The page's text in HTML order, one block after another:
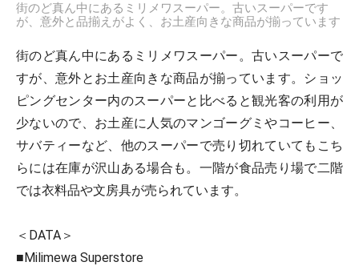
街のど真ん中にあるミリメワスーパー。古いスーパーです
が、意外と品揃えがよく、お土産向きな商品が揃っています
街のど真ん中にあるミリメワスーパー。古いスーパーで
すが、意外とお土産向きな商品が揃っています。ショッ
ピングセンター内のスーパーと比べると観光客の利用が
少ないので、お土産に人気のマンゴーグミやコーヒー、
サバティーなど、他のスーパーで売り切れていてもこち
らには在庫が沢山ある場合も。一階が食品売り場で二階
では衣料品や文房具が売られています。
＜DATA＞
■Milimewa Superstore